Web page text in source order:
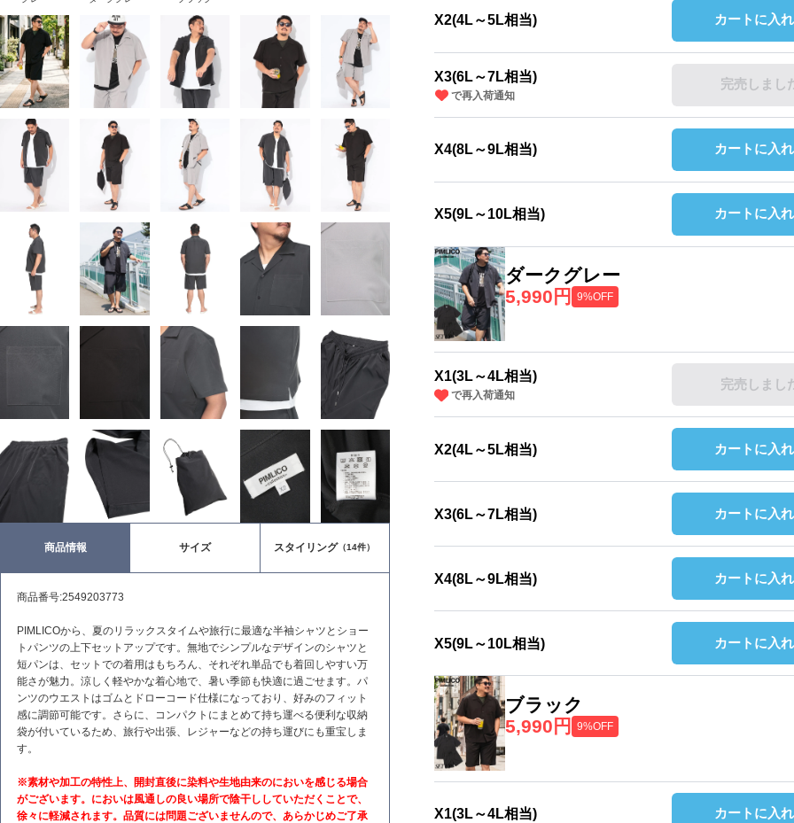
X2(4L～5L相当) カートに入
X3(6L～7L相当)
で再入荷通知
完売しまし
X4(8L～9L相当) カートに入
X5(9L～10L相当) カートに入
ダークグレー
5,990円
9%OFF
X1(3L～4L相当)
で再入荷通知
完売しまし
X2(4L～5L相当) カートに入
X3(6L～7L相当) カートに入
X4(8L～9L相当) カートに入
X5(9L～10L相当) カートに入
ブラック
5,990円
9%OFF
X1(3L～4L相当) カートに入
商品情報 サイズ スタイリング（14件）
商品番号:2549203773
PIMLICOから、夏のリラックスタイムや旅行に最適な半袖シャツとショー
トパンツの上下セットアップです。無地でシンプルなデザインのシャツと
短パンは、セットでの着用はもちろん、それぞれ単品でも着回しやすい万
能さが魅力。涼しく軽やかな着心地で、暑い季節も快適に過ごせます。パ
ンツのウエストはゴムとドローコード仕様になっており、好みのフィット
感に調節可能です。さらに、コンパクトにまとめて持ち運べる便利な収納
袋が付いているため、旅行や出張、レジャーなどの持ち運びにも重宝しま
す。
※素材や加工の特性上、開封直後に染料や生地由来のにおいを感じる場合
がございます。においは風通しの良い場所で陰干ししていただくことで、
徐々に軽減されます。品質には問題ございませんので、あらかじめご了承